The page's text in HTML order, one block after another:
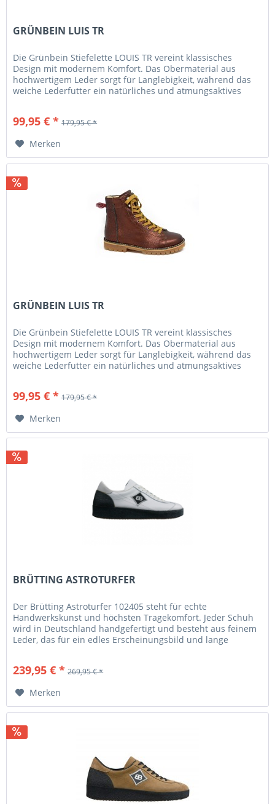
GRÜNBEIN LUIS TR
Die Grünbein Stiefelette LOUIS TR vereint klassisches
Design mit modernem Komfort. Das Obermaterial aus
hochwertigem Leder sorgt für Langlebigkeit, während das
weiche Lederfutter ein natürliches und atmungsaktives
99,95 € * 179,95 € *
Merken
GRÜNBEIN LUIS TR
Die Grünbein Stiefelette LOUIS TR vereint klassisches
Design mit modernem Komfort. Das Obermaterial aus
hochwertigem Leder sorgt für Langlebigkeit, während das
weiche Lederfutter ein natürliches und atmungsaktives
99,95 € * 179,95 € *
Merken
BRÜTTING ASTROTURFER
Der Brütting Astroturfer 102405 steht für echte
Handwerkskunst und höchsten Tragekomfort. Jeder Schuh
wird in Deutschland handgefertigt und besteht aus feinem
Leder, das für ein edles Erscheinungsbild und lange
239,95 € * 269,95 € *
Merken